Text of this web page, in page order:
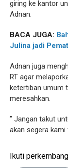
giring ke kantor
Adnan.
BACA JUGA:
Julina jadi
Adnan juga
RT agar
ketertiban umum
meresahkan.
” Jangan takut
akan segera kami
Ikuti